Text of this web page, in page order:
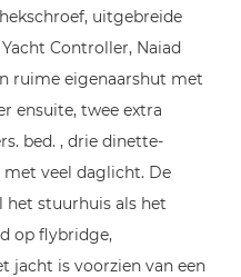
uitgebreide
Controller, Naiad
ruime eigenaarshut met
ensuite, twee extra
bed. , drie dinette-
veel daglicht. De
het stuurhuis als het
op flybridge,
jacht is voorzien van een